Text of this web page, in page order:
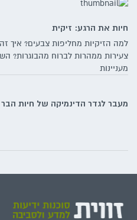
חיות את הרגע: זיקית
למה הזיקיות מחליפות צבעים? איך
צעירות ממהרות לברוח מהבוגרות?
מעניינות
מעבר לגדר הדינמיקה של חיות הבר